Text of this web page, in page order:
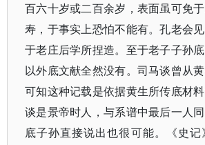
百六十岁或二百余岁，表面虽可免
寿，于事实上恐怕不能有。孔老会
于老庄后学所捏造。至于老子子孙底
以外底文献全然没有。司马谈曾从
可知这种记载是依据黄生所传底材
谈是景帝时人，与系谱中最后一人
底子孙直接说出也很可能。《史